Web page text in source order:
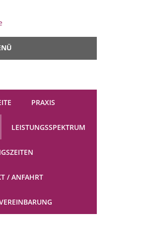
PRAXIS
LEISTUNGSSPEKTRUM
/ ANFAHRT